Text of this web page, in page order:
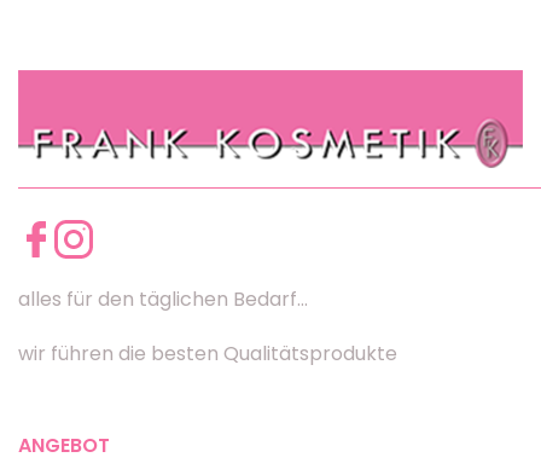
alles für den täglichen Bedarf...
wir führen die besten Qualitätsprodukte
ANGEBOT